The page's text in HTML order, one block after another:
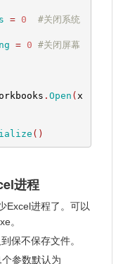
= 0
#关闭系统
= 0 #关闭屏幕
. Open ( x
()
进程
Excel进程了。可以
。
保不保存文件。
参数默认为